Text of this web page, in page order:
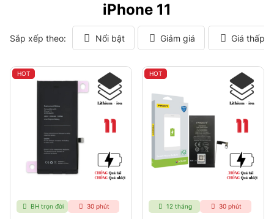
iPhone 11
Sắp xếp theo: Nổi bật Giảm giá Giá thấp
HOT
BH trọn đời 30 phút
HOT
12 tháng 30 phút